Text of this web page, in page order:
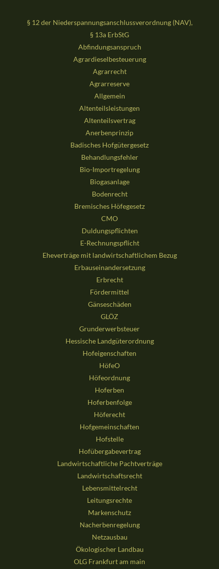
§ 12 der Niederspannungsanschlussverordnung (NAV),
§ 13a ErbStG
Abfindungsanspruch
Agrardieselbesteuerung
Agrarrecht
Agrarreserve
Allgemein
Altenteilsleistungen
Altenteilsvertrag
Anerbenprinzip
Badisches Hofgütergesetz
Behandlungsfehler
Bio-Importregelung
Biogasanlage
Bodenrecht
Bremisches Höfegesetz
CMO
Duldungspflichten
E-Rechnungspflicht
Eheverträge mit landwirtschaftlichem Bezug
Erbauseinandersetzung
Erbrecht
Fördermittel
Gänseschäden
GLÖZ
Grunderwerbsteuer
Hessische Landgüterordnung
Hofeigenschaften
HöfeO
Höfeordnung
Hoferben
Hoferbenfolge
Höferecht
Hofgemeinschaften
Hofstelle
Hofübergabevertrag
Landwirtschaftliche Pachtverträge
Landwirtschaftsrecht
Lebensmittelrecht
Leitungsrechte
Markenschutz
Nacherbenregelung
Netzausbau
Ökologischer Landbau
OLG Frankfurt am main